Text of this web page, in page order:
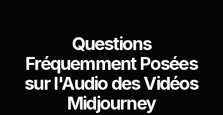
Questions
Fréquemment Posées
sur l'Audio des Vidéos
Midjourney